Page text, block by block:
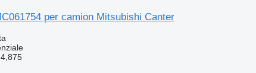
per camion Mitsubishi Canter